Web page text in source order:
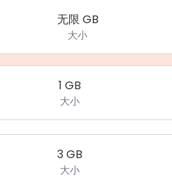
无限 GB
大小
1 GB
大小
3GB
大小